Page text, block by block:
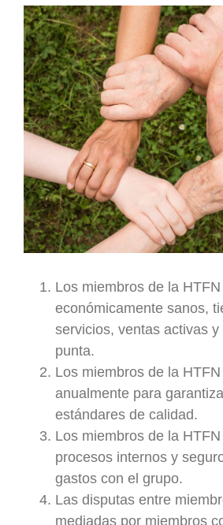
Los miembros de la
económicamente sanos,
servicios, ventas activas
punta.
Los miembros de la
anualmente para
estándares de calidad.
Los miembros de la
procesos internos y
gastos con el grupo.
Las disputas entre
mediadas por miembros